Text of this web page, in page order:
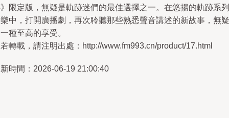
限定版，無疑是軌跡迷們的最佳選擇之一。在悠揚的軌跡系列
中，打開廣播劇，再次聆聽那些熟悉聲音講述的新故事，無疑
種至高的享受。
轉載，請注明出處：http://www.fm993.cn/product/17.html
時間：2026-06-19 21:00:40